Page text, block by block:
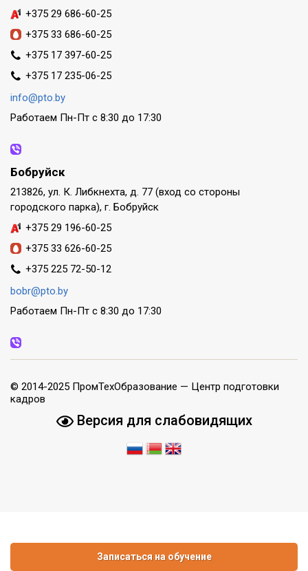
+375 29 686-60-25
+375 33 686-60-25
+375 17 397-60-25
+375 17 235-06-25
info@pto.by
Работаем Пн-Пт с 8:30 до 17:30
Бобруйск
213826, ул. К. Либкнехта, д. 77 (вход со стороны
городского парка), г. Бобруйск
+375 29 196-60-25
+375 33 626-60-25
+375 225 72-50-12
bobr@pto.by
Работаем Пн-Пт с 8:30 до 17:30
© 2014-2025 ПромТехОбразование — Центр подготовки
кадров
Версия для слабовидящих
Записаться на обучение